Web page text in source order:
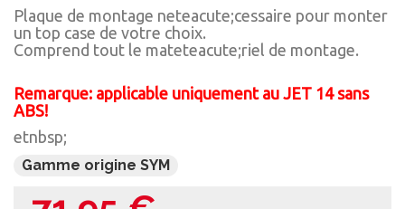
Plaque de montage neteacute;cessaire pour monter
un top case de votre choix.
Comprend tout le mateteacute;riel de montage.
Remarque: applicable uniquement au JET 14 sans
ABS!
etnbsp;
Gamme origine SYM